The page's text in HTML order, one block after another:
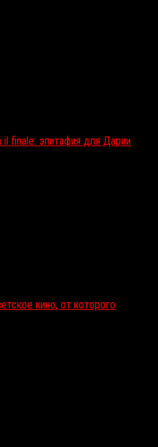
il finale: эпитафия для Дарии
кино, от которого